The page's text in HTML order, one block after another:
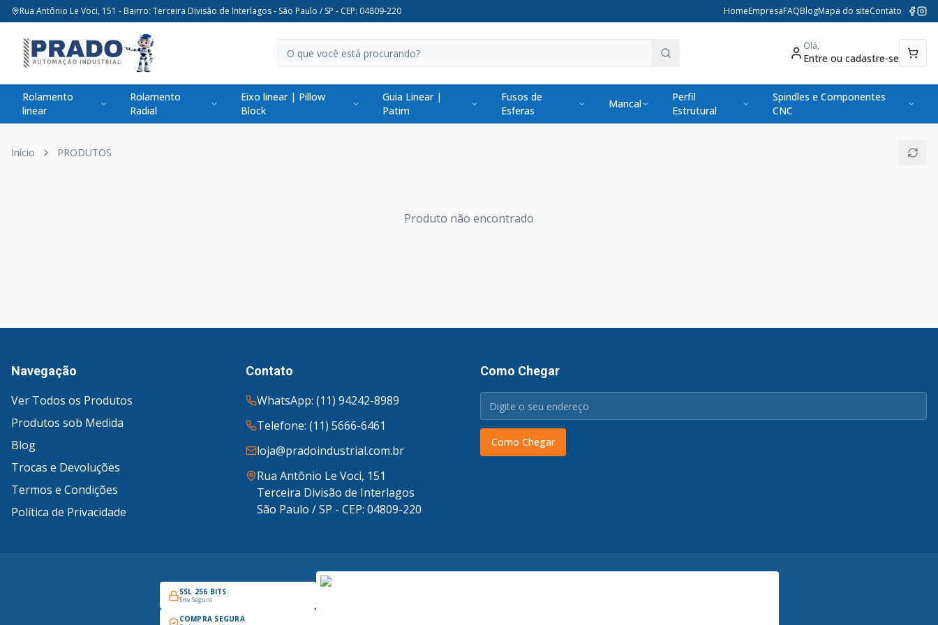
Rua Antônio Le Voci, 151 - Bairro: Terceira Divisão de Interlagos - São Paulo / SP - CEP: 04809-220 HomeEmpresaFAQBlogMapa do siteContato
Olá,
Entre ou cadastre-se
Rolamento
linear
Rolamento
Radial
Eixo linear | Pillow
Block
Guia Linear |
Patim
Fusos de
Esferas
Mancal
Perfil
Estrutural
Spindles e Componentes
CNC
Início PRODUTOS
Produto não encontrado
Navegação
Ver Todos os Produtos
Produtos sob Medida
Blog
Trocas e Devoluções
Termos e Condições
Política de Privacidade
Contato
WhatsApp: (11) 94242-8989
Telefone: (11) 5666-6461
loja@pradoindustrial.com.br
Rua Antônio Le Voci, 151
Terceira Divisão de Interlagos
São Paulo / SP - CEP: 04809-220
Como Chegar
Como Chegar
SSL 256 BITS
Site Seguro
COMPRA SEGURA